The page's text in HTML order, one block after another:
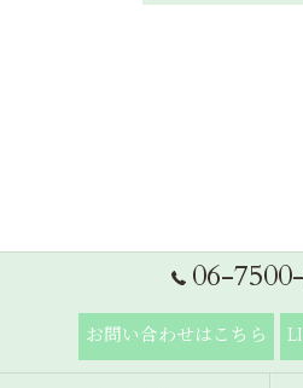
06-
お問い合わせはこちら